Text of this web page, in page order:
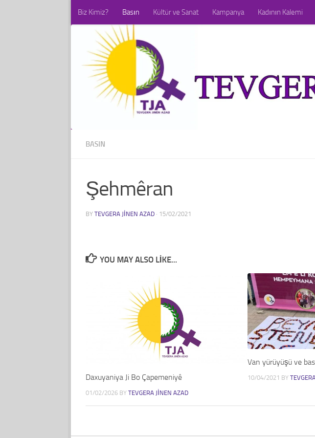
Skip to content
Biz Kimiz? Basın Kültür ve Sanat Kampanya Kadının Kalemi
BASIN
Şehmêran
BY TEVGERA JINEN AZAD · 15/02/2021
YOU MAY ALSO LIKE...
Daxuyaniya Ji Bo Çapemeniyê
01/02/2026BY TEVGERA JINEN AZAD
Van yürüyüşü ve
10/04/2021 BY